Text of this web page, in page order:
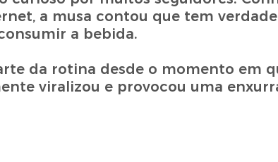
a musa contou que tem
a bebida.
da rotina desde o momento em
viralizou e provocou uma